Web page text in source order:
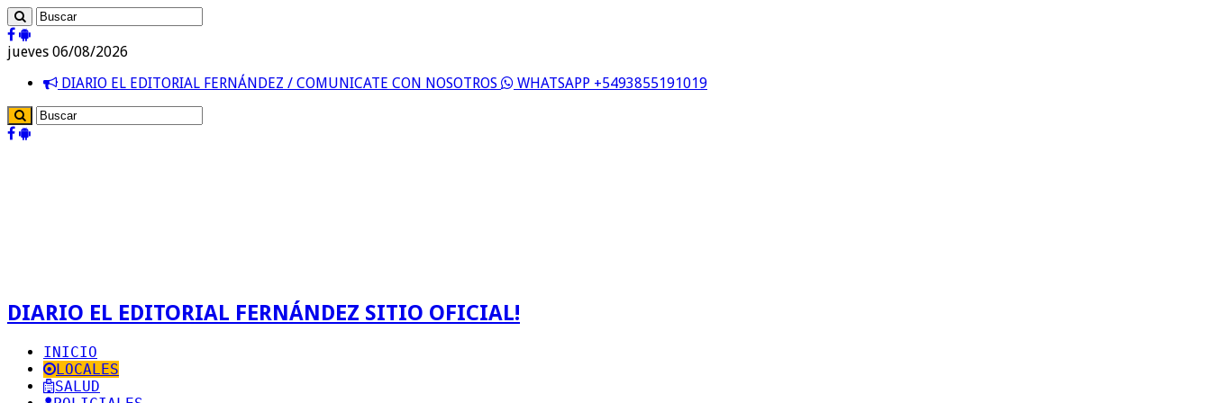
jueves 06/08/2026
DIARIO EL EDITORIAL FERNÁNDEZ / COMUNICATE CON NOSOTROS
WHATSAPP +5493855191019
DIARIO EL EDITORIAL FERNÁNDEZ SITIO OFICIAL!
INICIO
LOCALES
SALUD